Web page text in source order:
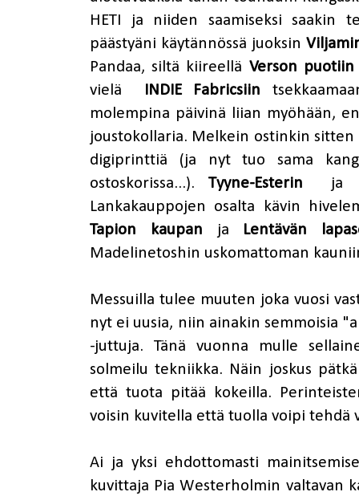
HETI ja niiden saamiseksi saakin
päästyäni käytännössä juoksin
Pandaa, siltä kiireellä Verson puotiin
vielä INDIE Fabricsiin
molempina päivinä liian myöhään,
joustokollaria. Melkein ostinkin
digiprinttiä (ja nyt tuo sama
ostoskorissa...).Tyyne-Esterin
Lankakauppojen osalta kävin
Tapion kaupan ja Lentävän
Madelinetoshin uskomattoman
Messuilla tulee muuten joka vuosi
nyt ei uusia, niin ainakin semmoisia
-juttuja. Tänä vuonna mulle
solmeilu tekniikka. Näin joskus
että tuota pitää kokeilla.
voisin kuvitella että tuolla voipi tehdä
Ai ja yksi ehdottomasti
kuvittaja Pia Westerholmin valtavan